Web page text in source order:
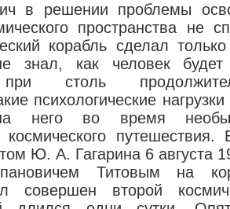
в решении проблемы
пространства не
корабль сделал
знал, как человек будет
при столь
психологические нагрузки
него во время
космического путешествия.
Ю. А. Гагарина 6 августа
Титовым на
совершен второй